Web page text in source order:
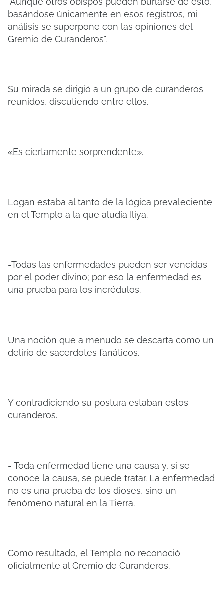
basándose únicamente en esos registros, mi
análisis se superpone con las opiniones del
Gremio de Curanderos".
Su mirada se dirigió a un grupo de curanderos
reunidos, discutiendo entre ellos.
«Es ciertamente sorprendente».
Logan estaba al tanto de la lógica prevaleciente
en el Templo a la que aludía Iliya.
-Todas las enfermedades pueden ser vencidas
por el poder divino; por eso la enfermedad es
una prueba para los incrédulos.
Una noción que a menudo se descarta como un
delirio de sacerdotes fanáticos.
Y contradiciendo su postura estaban estos
curanderos.
- Toda enfermedad tiene una causa y, si se
conoce la causa, se puede tratar. La enfermedad
no es una prueba de los dioses, sino un
fenómeno natural en la Tierra.
Como resultado, el Templo no reconoció
oficialmente al Gremio de Curanderos.